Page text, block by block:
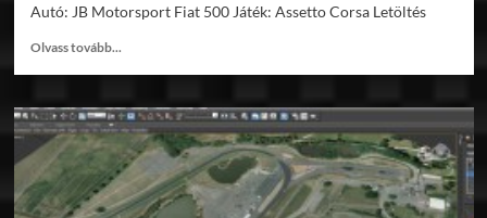
Autó: JB Motorsport Fiat 500 Játék: Assetto Corsa Letöltés
Olvass tovább...
AC
–
JB
Motorsport
Fiat
500